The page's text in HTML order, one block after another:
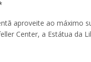
aproveite ao máximo
Center, a Estátua da